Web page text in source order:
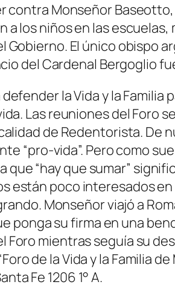
Monseñor
los niños en las escuelas,
El único obispo
del Cardenal Bergoglio
la Vida y la Familia
Las reuniones del Foro
de Redentorista. De
“pro-vida”. Pero como
“hay que sumar”
están poco interesados
Monseñor viajó a
ponga su firma en una
mientras seguía su
de la Vida y la Familia
Fe 1206 1° A.